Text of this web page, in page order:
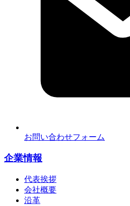
お問い合わせフォーム
企業情報
代表挨拶
会社概要
沿革